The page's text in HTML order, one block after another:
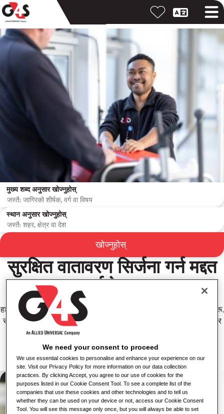
G4S सँग सरसफाइ तथा सुविधा
व्यवस्थापन करियरहरू
मुख्य शब्द अनुसार खोज्नुहोस्
स्थान अनुसार खोज्नुहोस्
खोज्नुहोस्
सुरक्षित वातावरण सिर्जना गर्न मद्दत
गर्नुहोस्।
हाम्रा सरसफाइ तथा सुविधा व्यवस्थापन व्यवसायहरूले विश्वभर खानपान सेवाहरू,
सफाई समाधानहरू, मर्मतसम्भार र हार्ड सुविधा व्यवस्थापन सेवाहरू साथै कार्बन र
ऊर्जा व्यवस्थापन र सुरक्षा अनुपालन सेवाहरू प्रदान गर्दै सञ्चालन गर्छन्।
जागिरहरू हेर्नुहोस्
We need your consent to proceed
We use essential cookies to personalise and enhance your experience on our
site. Visit our Privacy Policy for more information on our data collection
practices. By clicking Accept, you agree to our use of cookies for the
purposes listed in our Cookie Consent Tool. To see a complete list of the
companies that use these cookies and other technologies and to tell us
whether they can be used on your device or not, access our Cookie Consent
Tool. You will see this message only once, but you will always be able to set